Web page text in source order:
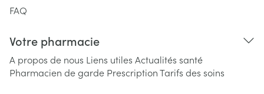
FAQ
Votre pharmacie
A propos de nous Liens utiles Actualités santé
Pharmacien de garde PrescriptionTarifs des soins